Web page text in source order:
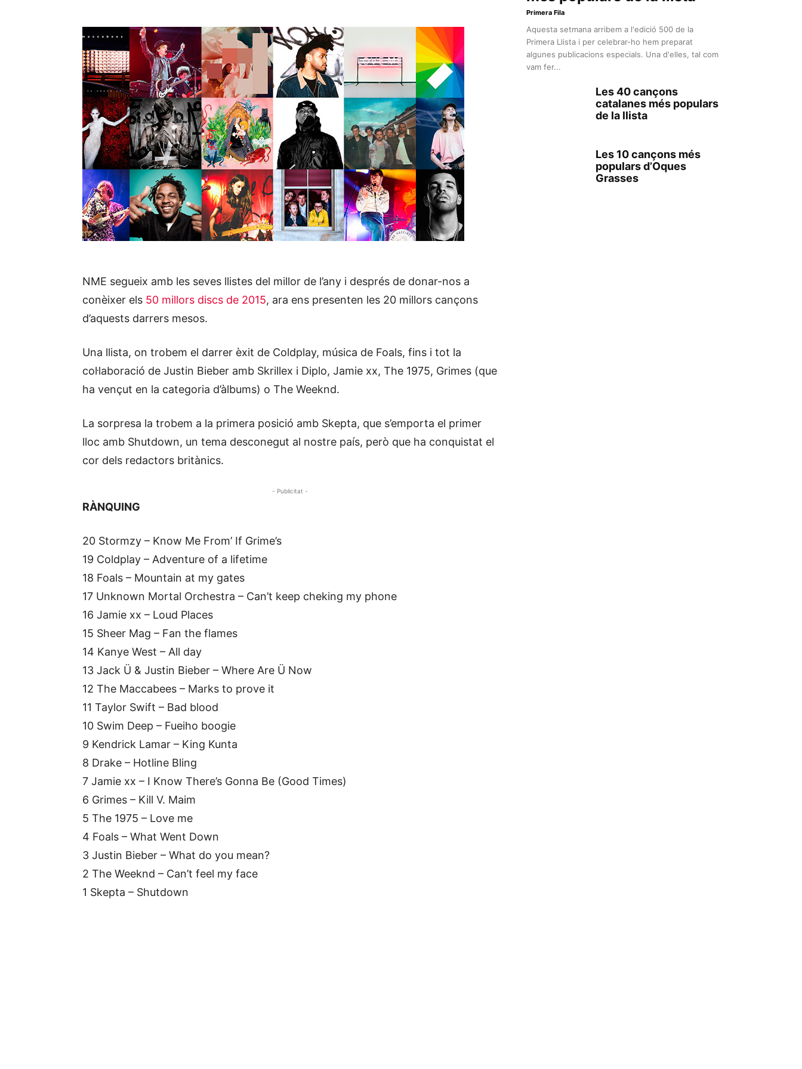
NME segueix amb les seves llistes del millor de l’any i després de donar-nos a
conèixer els 50 millors discs de 2015, ara ens presenten les 20 millors cançons
d’aquests darrers mesos.
Una llista, on trobem el darrer èxit de Coldplay, música de Foals, fins i tot la
col·laboració de Justin Bieber amb Skrillex i Diplo, Jamie xx, The 1975, Grimes (que
ha vençut en la categoria d’àlbums) o The Weeknd.
La sorpresa la trobem a la primera posició amb Skepta, que s’emporta el primer
lloc amb Shutdown, un tema desconegut al nostre país, però que ha conquistat el
cor dels redactors britànics.
- Publicitat -
RÀNQUING
20 Stormzy – Know Me From’ If Grime’s
19 Coldplay – Adventure of a lifetime
18 Foals – Mountain at my gates
17 Unknown Mortal Orchestra – Can’t keep cheking my phone
16 Jamie xx – Loud Places
15 Sheer Mag – Fan the flames
14 Kanye West – All day
13 Jack Ü & Justin Bieber – Where Are Ü Now
12 The Maccabees – Marks to prove it
11 Taylor Swift – Bad blood
10 Swim Deep – Fueiho boogie
9 Kendrick Lamar – King Kunta
8 Drake – Hotline Bling
7 Jamie xx – I Know There’s Gonna Be (Good Times)
6 Grimes – Kill V. Maim
5 The 1975 – Love me
4 Foals – What Went Down
3 Justin Bieber – What do you mean?
2 The Weeknd – Can’t feel my face
1 Skepta – Shutdown
Primera Fila
Aquesta setmana arribem a l'edició 500 de la
Primera Llista i per celebrar-ho hem preparat
algunes publicacions especials. Una d'elles, tal com
vam fer...
Les 40 cançons
catalanes més populars
de la llista
Les 10 cançons més
populars d’Oques
Grasses